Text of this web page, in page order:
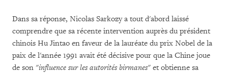
Dans sa réponse, Nicolas Sarkozy a tout d'abord laissé
comprendre que sa récente intervention auprès du président
chinois Hu Jintao en faveur de la lauréate du prix Nobel de la
paix de l'année 1991 avait été décisive pour que la Chine joue
de son "influence sur les autorités birmanes" et obtienne sa